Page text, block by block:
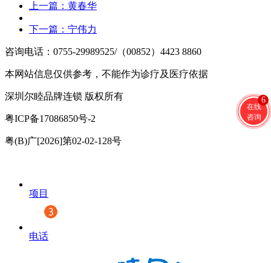
在线
咨询
6
上一篇： 黄春华
下一篇： 宁伟力
咨询电话：0755-29989525/（00852）4423 8860
本网站信息仅供参考，不能作为诊疗及医疗依据
深圳尔睦品牌连锁 版权所有
粤ICP备17086850号-2
粤(B)广[2026]第02-02-128号
项目
电话